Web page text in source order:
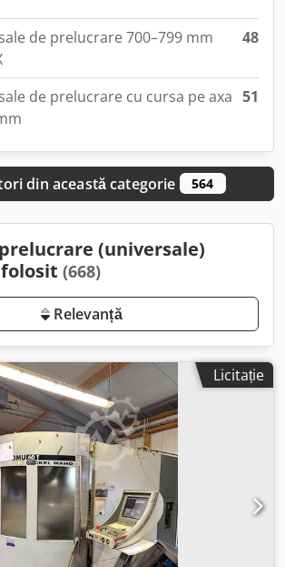
de prelucrare 700–799 mm
48
de prelucrare cu cursa pe axa 51
din această categorie 564
(universale)
(668)
Relevanță
Licitație